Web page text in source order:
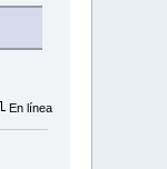
En línea